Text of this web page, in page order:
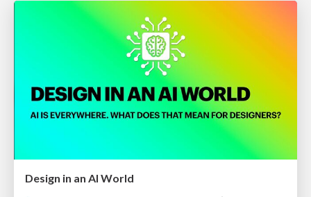
Design in an AI World